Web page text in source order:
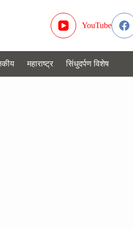
YouTube
महाराष्ट्र सिंधुदर्पण विशेष